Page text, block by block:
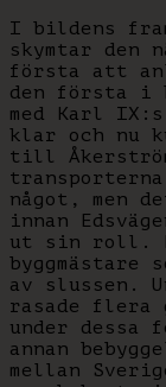
I bildens
skymtar den
första att
den första i
med Karl
klar och nu
till
transporterna
något, men
innan
ut sin roll.
byggmästare
av slussen.
rasade flera
under dessa
annan
mellan